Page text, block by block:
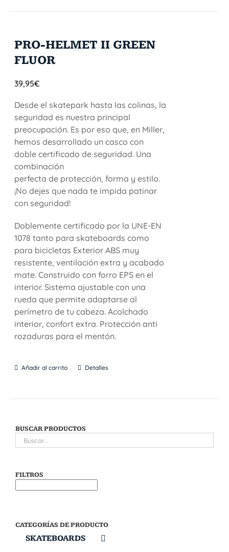
PRO-HELMET II GREEN
FLUOR
39,95€
Desde el skatepark hasta las colinas, la
seguridad es nuestra principal
preocupación. Es por eso que, en Miller,
hemos desarrollado un casco con
doble certificado de seguridad. Una
combinación
perfecta de protección, forma y estilo.
¡No dejes que nada te impida patinar
con seguridad!
Doblemente certificado por la UNE-EN
1078 tanto para skateboards como
para bicicletas Exterior ABS muy
resistente, ventilación extra y acabado
mate. Construido con forro EPS en el
interior. Sistema ajustable con una
rueda que permite adaptarse al
perímetro de tu cabeza. Acolchado
interior, confort extra. Protección anti
rozaduras para el mentón.
Añadir al carrito Detalles
BUSCAR PRODUCTOS
FILTROS
CATEGORÍAS DE PRODUCTO
SKATEBOARDS